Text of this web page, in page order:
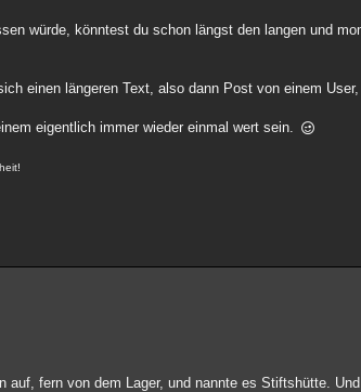
würde, könntest du schon längst den langen und
einen längeren Text, also dann Post von einem
eigentlich immer wieder einmal wert sein.
auf, fern von dem Lager, und nannte es Stiftshütte.